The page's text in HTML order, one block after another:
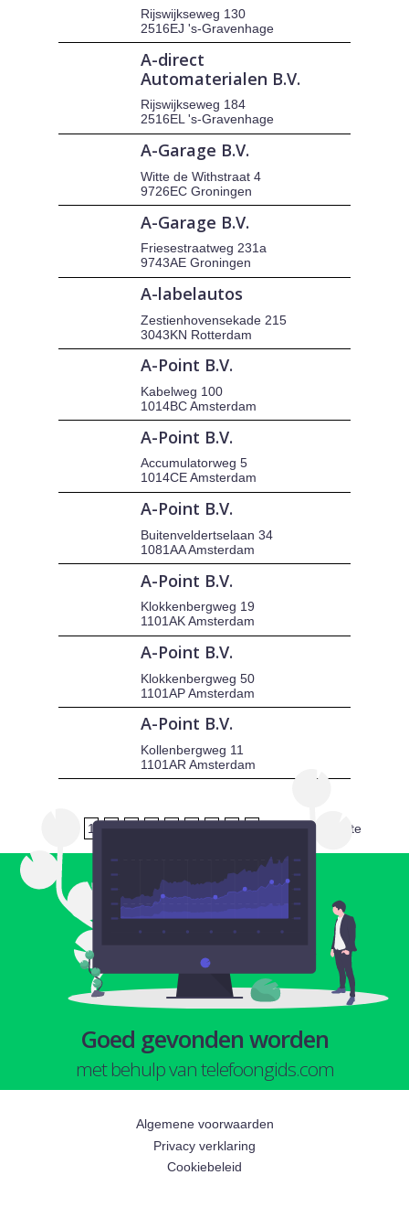
Rijswijkseweg 130
2516EJ 's-Gravenhage
A-direct
Automaterialen B.V.
Rijswijkseweg 184
2516EL 's-Gravenhage
A-Garage B.V.
Witte de Withstraat 4
9726EC Groningen
A-Garage B.V.
Friesestraatweg 231a
9743AE Groningen
A-labelautos
Zestienhovensekade 215
3043KN Rotterdam
A-Point B.V.
Kabelweg 100
1014BC Amsterdam
A-Point B.V.
Accumulatorweg 5
1014CE Amsterdam
A-Point B.V.
Buitenveldertselaan 34
1081AA Amsterdam
A-Point B.V.
Klokkenbergweg 19
1101AK Amsterdam
A-Point B.V.
Klokkenbergweg 50
1101AP Amsterdam
A-Point B.V.
Kollenbergweg 11
1101AR Amsterdam
1 volgende laatste
Goed gevonden worden
met behulp van telefoongids.com
Algemene voorwaarden
Privacy verklaring
Cookiebeleid